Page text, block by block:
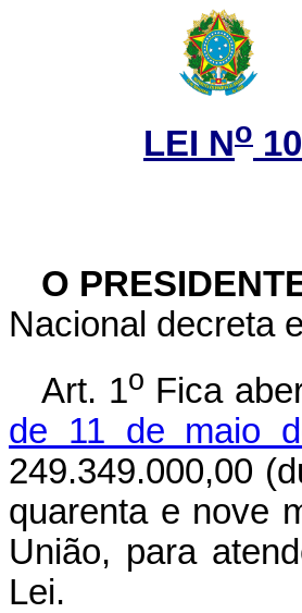
LEI No
O
Nacional decreta
Art. 1o Fica
de 11 de maio
249.349.000,00
quarenta e nove
União, para
Lei.